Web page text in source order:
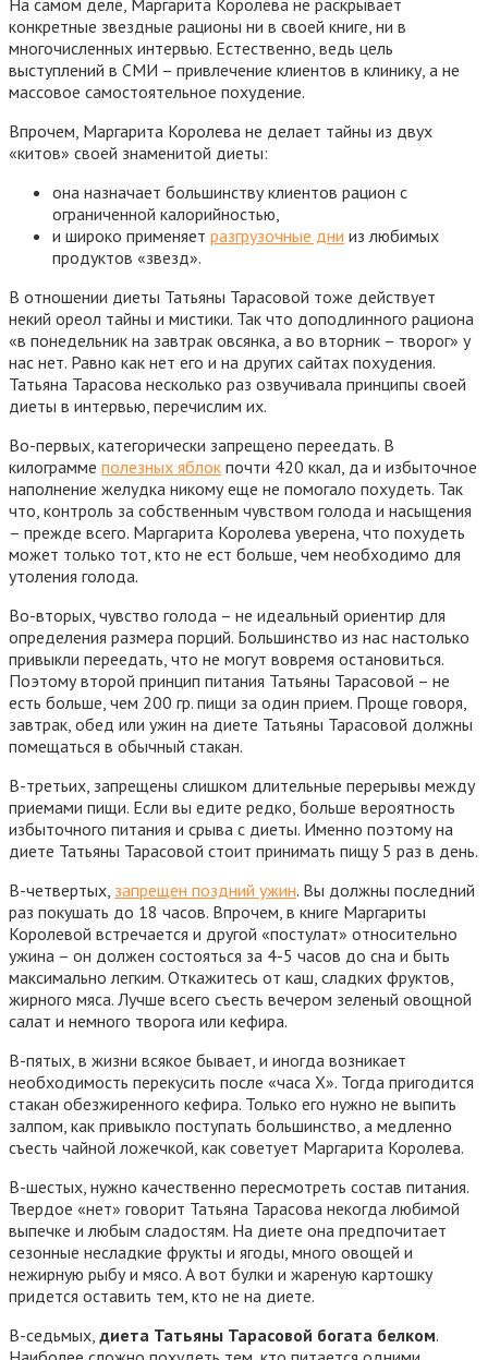
На самом деле, Маргарита Королева не раскрывает
конкретные звездные рационы ни в своей книге, ни в
многочисленных интервью. Естественно, ведь цель
выступлений в СМИ – привлечение клиентов в клинику, а не
массовое самостоятельное похудение.
Впрочем, Маргарита Королева не делает тайны из двух
«китов» своей знаменитой диеты:
она назначает большинству клиентов рацион с
ограниченной калорийностью,
и широко применяет разгрузочные дни из любимых
продуктов «звезд».
В отношении диеты Татьяны Тарасовой тоже действует
некий ореол тайны и мистики. Так что доподлинного рациона
«в понедельник на завтрак овсянка, а во вторник – творог» у
нас нет. Равно как нет его и на других сайтах похудения.
Татьяна Тарасова несколько раз озвучивала принципы своей
диеты в интервью, перечислим их.
Во-первых, категорически запрещено переедать. В
килограмме полезных яблок почти 420 ккал, да и избыточное
наполнение желудка никому еще не помогало похудеть. Так
что, контроль за собственным чувством голода и насыщения
– прежде всего. Маргарита Королева уверена, что похудеть
может только тот, кто не ест больше, чем необходимо для
утоления голода.
Во-вторых, чувство голода – не идеальный ориентир для
определения размера порций. Большинство из нас настолько
привыкли переедать, что не могут вовремя остановиться.
Поэтому второй принцип питания Татьяны Тарасовой – не
есть больше, чем 200 гр. пищи за один прием. Проще говоря,
завтрак, обед или ужин на диете Татьяны Тарасовой должны
помещаться в обычный стакан.
В-третьих, запрещены слишком длительные перерывы между
приемами пищи. Если вы едите редко, больше вероятность
избыточного питания и срыва с диеты. Именно поэтому на
диете Татьяны Тарасовой стоит принимать пищу 5 раз в день.
В-четвертых, запрещен поздний ужин. Вы должны последний
раз покушать до 18 часов. Впрочем, в книге Маргариты
Королевой встречается и другой «постулат» относительно
ужина – он должен состояться за 4-5 часов до сна и быть
максимально легким. Откажитесь от каш, сладких фруктов,
жирного мяса. Лучше всего съесть вечером зеленый овощной
салат и немного творога или кефира.
В-пятых, в жизни всякое бывает, и иногда возникает
необходимость перекусить после «часа Х». Тогда пригодится
стакан обезжиренного кефира. Только его нужно не выпить
залпом, как привыкло поступать большинство, а медленно
съесть чайной ложечкой, как советует Маргарита Королева.
В-шестых, нужно качественно пересмотреть состав питания.
Твердое «нет» говорит Татьяна Тарасова некогда любимой
выпечке и любым сладостям. На диете она предпочитает
сезонные несладкие фрукты и ягоды, много овощей и
нежирную рыбу и мясо. А вот булки и жареную картошку
придется оставить тем, кто не на диете.
В-седьмых, диета Татьяны Тарасовой богата белком.